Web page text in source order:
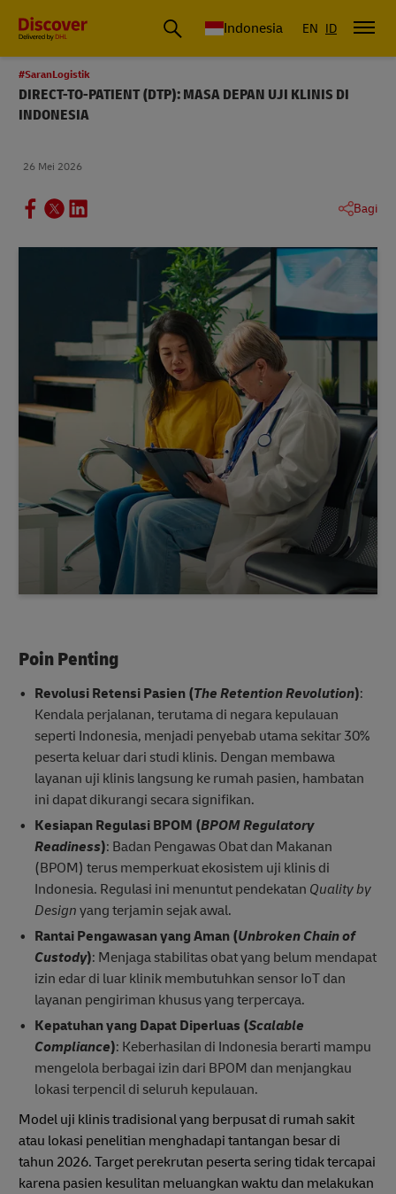
DHL Express Indonesia Indonesia EN ID
#SaranLogistik
DIRECT-TO-PATIENT (DTP): MASA DEPAN UJI KLINIS DI
INDONESIA
26 Mei 2026
Bagi
Poin Penting
Revolusi Retensi Pasien (The Retention Revolution):
Kendala perjalanan, terutama di negara kepulauan
seperti Indonesia, menjadi penyebab utama sekitar 30%
peserta keluar dari studi klinis. Dengan membawa
layanan uji klinis langsung ke rumah pasien, hambatan
ini dapat dikurangi secara signifikan.
Kesiapan Regulasi BPOM (BPOM Regulatory
Readiness): Badan Pengawas Obat dan Makanan
(BPOM) terus memperkuat ekosistem uji klinis di
Indonesia. Regulasi ini menuntut pendekatan Quality by
Design yang terjamin sejak awal.
Rantai Pengawasan yang Aman (Unbroken Chain of
Custody): Menjaga stabilitas obat yang belum mendapat
izin edar di luar klinik membutuhkan sensor IoT dan
layanan pengiriman khusus yang terpercaya.
Kepatuhan yang Dapat Diperluas (Scalable
Compliance): Keberhasilan di Indonesia berarti mampu
mengelola berbagai izin dari BPOM dan menjangkau
lokasi terpencil di seluruh kepulauan.
Model uji klinis tradisional yang berpusat di rumah sakit
atau lokasi penelitian menghadapi tantangan besar di
tahun 2026. Target perekrutan peserta sering tidak tercapai
karena pasien kesulitan meluangkan waktu dan melakukan